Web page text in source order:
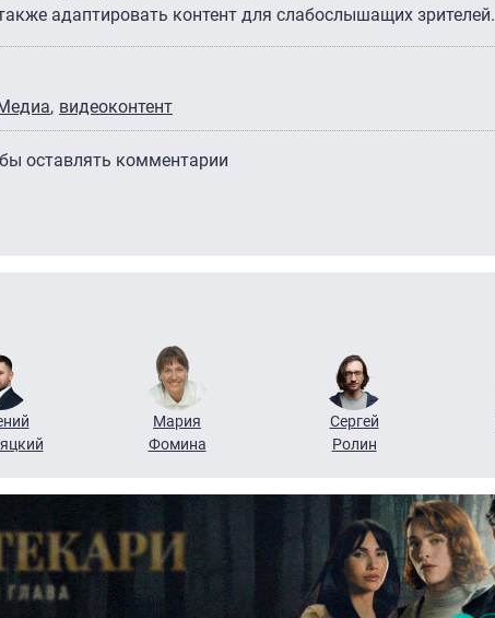
адаптировать контент для слабослышащих зрителей.
видеоконтент
оставлять комментарии
Мария
Фомина
Сергей
Ролин